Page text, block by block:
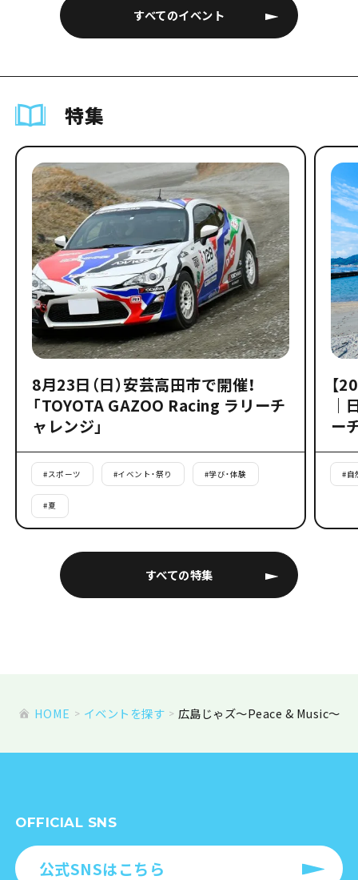
すべてのイベント
特集
すべての特集
8月23日（日）安芸高田市で開催！
「TOYOTA GAZOO Racing ラリーチ
ャレンジ」
#スポーツ #イベント・祭り #学び・体験
#夏
【
｜
ー
#自
HOME イベントを探す 広島じゃズ～Peace & Music～
OFFICIAL SNS
公式SNSはこちら